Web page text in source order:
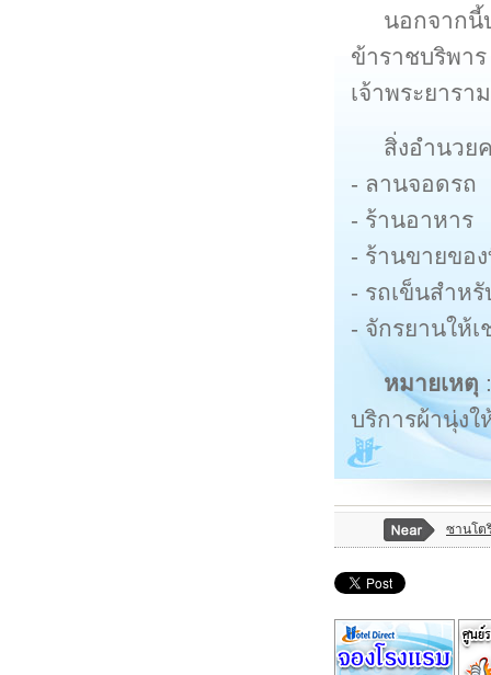
นอกจากนี้
ข้าราชบริพา
เจ้าพระยารา
สิ่งอำนวย
- ลานจอดรถ
- ร้านอาหาร
- ร้านขายขอ
- รถเข็นสำห
- จักรยานให้เ
หมายเหตุ
บริการผ้านุ่งใ
ซานโต